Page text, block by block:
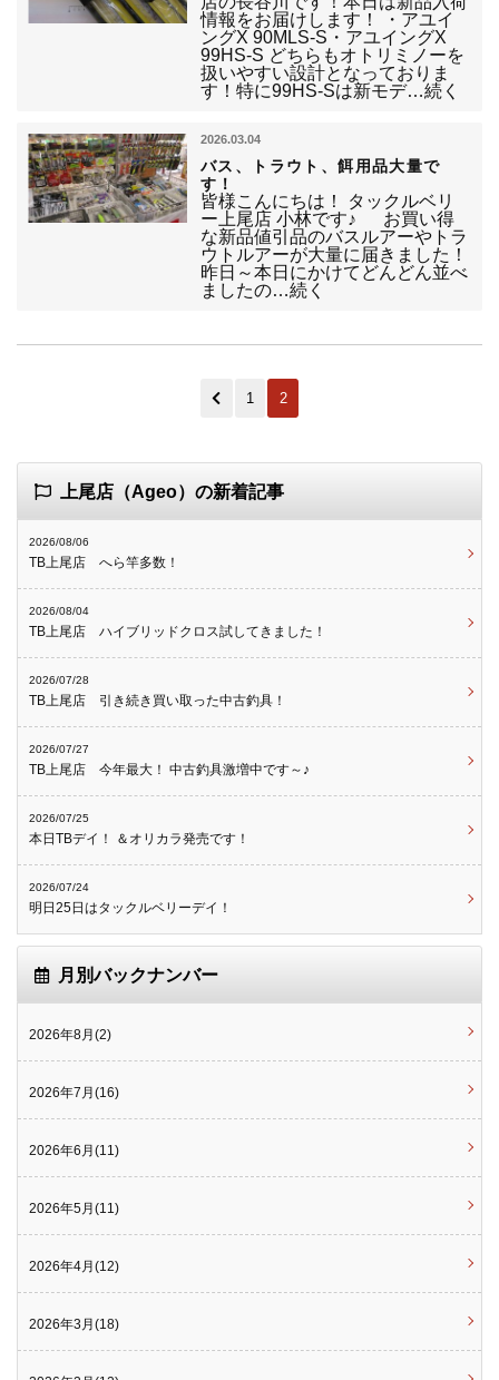
情報をお届けします！ ・アユイ
ングX 90MLS-S・アユイングX
99HS-S どちらもオトリミノーを
扱いやすい設計となっておりま
す！特に99HS-Sは新モデ…続く
2026.03.04
バス、トラウト、餌用品大量で
す！
皆様こんにちは！ タックルベリ
ー上尾店 小林です♪ お買い得
な新品値引品のバスルアーやトラ
ウトルアーが大量に届きました！
昨日～本日にかけてどんどん並べ
ましたの…続く
1 2
上尾店（Ageo）の新着記事
2026/08/06
TB上尾店 へら竿多数！
2026/08/04
TB上尾店 ハイブリッドクロス試してきました！
2026/07/28
TB上尾店 引き続き買い取った中古釣具！
2026/07/27
TB上尾店 今年最大！ 中古釣具激増中です～♪
2026/07/25
本日TBデイ！ ＆オリカラ発売です！
2026/07/24
明日25日はタックルベリーデイ！
月別バックナンバー
2026年8月(2)
2026年7月(16)
2026年6月(11)
2026年5月(11)
2026年4月(12)
2026年3月(18)